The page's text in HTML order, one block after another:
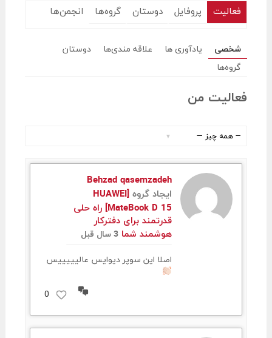
فعالیت پروفایل دوستان گروه‌ها انجمن‌ها
شخصی یادآوری ها علاقه مندی‌ها
دوستان
گروه‌ها
فعالیت من
Behzad qasemzadeh
ایجاد گروه[HUAWEI
MateBook D 15] راه حلی
قدرتمند برای دفترکار
هوشمند شما 3 سال قبل
اصلا این سوپر دیوایس عالیییییس
مشاهده
مکالمات
0